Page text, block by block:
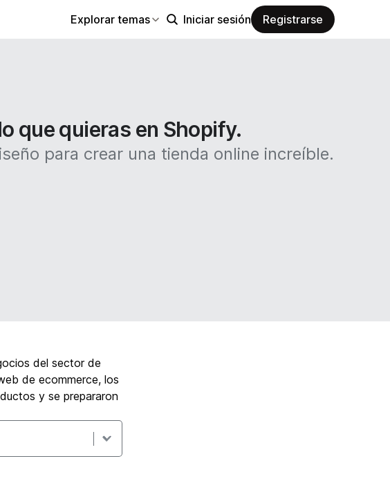
Explorar temas Iniciar sesión Registrarse
que quieras en Shopify.
para crear una tienda online increíble.
del sector de
de ecommerce, los
y se prepararon